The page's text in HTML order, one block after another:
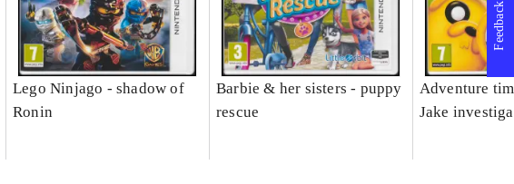
Lego Ninjago - shadow of
Ronin
Barbie & her sisters - puppy
rescue
Adventure
Jake
Feedback